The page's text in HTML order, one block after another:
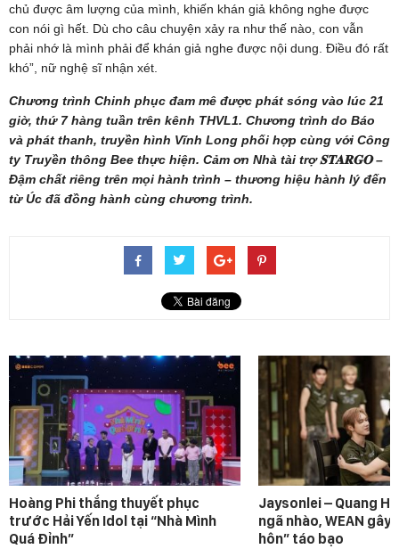
chủ được âm lượng của mình, khiến khán giả không nghe được
con nói gì hết. Dù cho câu chuyện xảy ra như thế nào, con vẫn
phải nhớ là mình phải để khán giả nghe được nội dung. Điều đó rất
khó”, nữ nghệ sĩ nhận xét.
Chương trình Chinh phục đam mê được phát sóng vào lúc 21
giờ, thứ 7 hàng tuần trên kênh THVL1. Chương trình do Báo
và phát thanh, truyền hình Vĩnh Long phối hợp cùng với Công
ty Truyền thông Bee thực hiện. Cảm ơn Nhà tài trợ 𝐒𝐓𝐀𝐑𝐆𝐎 –
Đậm chất riêng trên mọi hành trình – thương hiệu hành lý đến
từ Úc đã đồng hành cùng chương trình.
Hoàng Phi thắng thuyết phục
trước Hải Yến Idol tại “Nhà Mình
Quá Đỉnh”
Jaysonlei – Quang
ngã nhào, WEAN gây
hôn” táo bạo